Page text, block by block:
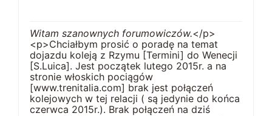
Witam szanownych forumowiczów.</p>
<p>Chciałbym prosić o poradę na temat
dojazdu koleją z Rzymu [Termini] do Wenecji
[S.Luica]. Jest początek lutego 2015r. a na
stronie włoskich pociągów
[www.trenitalia.com] brak jest połączeń
kolejowych w tej relacji ( są jedynie do końca
czerwca 2015r.). Brak połączeń na dziś